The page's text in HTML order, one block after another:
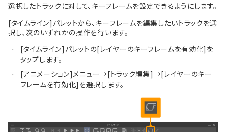
選択したトラックに対して、キーフレームを設定できるようにします。
[タイムライン]パレットから、キーフレームを編集したいトラックを選
択し、次のいずれかの操作を行います。
·
[タイムライン]パレットの[レイヤーのキーフレームを有効化]を
タップします。
·
[アニメーション]メニュー→[トラック編集]→[レイヤーのキー
フレームを有効化]を選択します。